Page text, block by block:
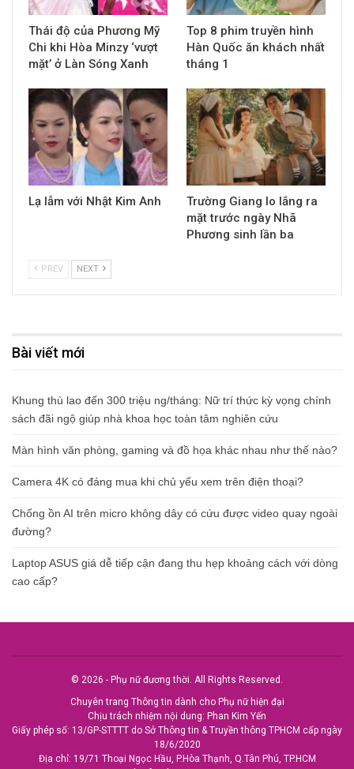
Thái độ của Phương Mỹ
Chi khi Hòa Minzy ‘vượt
mặt’ ở Làn Sóng Xanh
Top 8 phim truyền hình
Hàn Quốc ăn khách nhất
tháng 1
Lạ lẫm với Nhật Kim Anh
Trường Giang lo lắng ra
mặt trước ngày Nhã
Phương sinh lần ba
PREV NEXT
Bài viết mới
Khung thù lao đến 300 triệu ng/tháng: Nữ trí thức kỳ vọng chính
sách đãi ngộ giúp nhà khoa học toàn tâm nghiên cứu
Màn hình văn phòng, gaming và đồ họa khác nhau như thế nào?
Camera 4K có đáng mua khi chủ yếu xem trên điện thoại?
Chống ồn AI trên micro không dây có cứu được video quay ngoài
đường?
Laptop ASUS giá dễ tiếp cận đang thu hẹp khoảng cách với dòng
cao cấp?
© 2026 - Phụ nữ đương thời. All Rights Reserved.
Chuyên trang Thông tin dành cho Phụ nữ hiện đại
Chịu trách nhiệm nội dung: Phan Kim Yến
Giấy phép số: 13/GP-STTTT do Sở Thông tin & Truyền thông TPHCM cấp ngày
18/6/2020
Địa chỉ: 19/71 Thoại Ngọc Hầu, P.Hòa Thạnh, Q.Tân Phú, TP.HCM